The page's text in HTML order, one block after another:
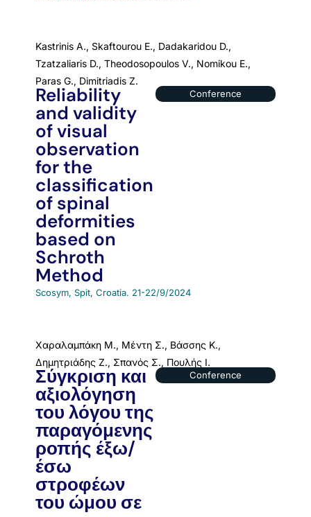
Kastrinis A., Skaftourou E., Dadakaridou D.,
Tzatzaliaris D., Theodosopoulos V., Nomikou E.,
Paras G., Dimitriadis Z.
Reliability
and validity
of visual
observation
for the
classification
of spinal
deformities
based on
Schroth
Method
Conference
Scosym, Spit, Croatia. 21-22/9/2024
Χαραλαμπάκη Μ., Μέντη Σ., Βάσσης Κ.,
Δημητριάδης Ζ., Σπανός Σ., Πουλής Ι.
Σύγκριση και
αξιολόγηση
του λόγου της
παραγόμενης
ροπής έξω/
έσω
στροφέων
του ώμου σε
Conference